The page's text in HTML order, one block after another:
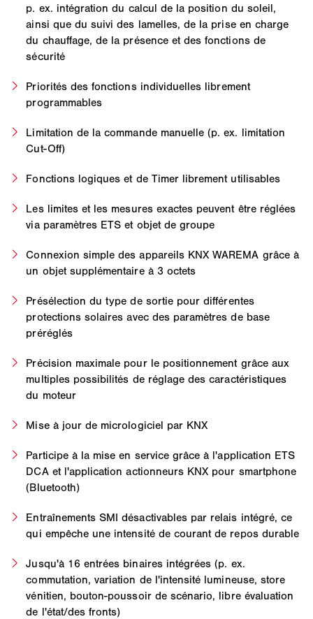
p. ex. intégration du calcul de la position du soleil,
ainsi que du suivi des lamelles, de la prise en charge
du chauffage, de la présence et des fonctions de
sécurité
Priorités des fonctions individuelles librement
programmables
Limitation de la commande manuelle (p. ex. limitation
Cut-Off)
Fonctions logiques et de Timer librement utilisables
Les limites et les mesures exactes peuvent être réglées
via paramètres ETS et objet de groupe
Connexion simple des appareils KNX WAREMA grâce à
un objet supplémentaire à 3 octets
Présélection du type de sortie pour différentes
protections solaires avec des paramètres de base
préréglés
Précision maximale pour le positionnement grâce aux
multiples possibilités de réglage des caractéristiques
du moteur
Mise à jour de micrologiciel par KNX
Participe à la mise en service grâce à l'application ETS
DCA et l'application actionneurs KNX pour smartphone
(Bluetooth)
Entraînements SMI désactivables par relais intégré, ce
qui empêche une intensité de courant de repos durable
Jusqu'à 16 entrées binaires intégrées (p. ex.
commutation, variation de l'intensité lumineuse, store
vénitien, bouton-poussoir de scénario, libre évaluation
de l'état/des fronts)